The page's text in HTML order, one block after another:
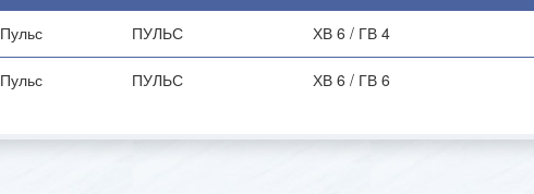
Пульс ПУЛЬС ХВ 6 / ГВ 4
Пульс ПУЛЬС ХВ 6 / ГВ 6